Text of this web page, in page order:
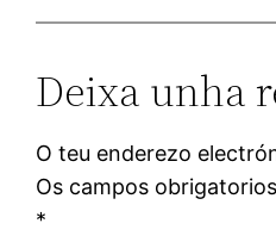
Deixa unha
O teu enderezo
Os campos
*